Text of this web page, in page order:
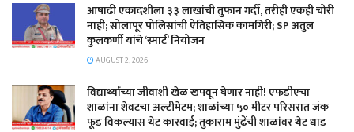
आषाढी एकादशीला ३३ लाखांची तुफान गर्दी, तरीही एकही चोरी
नाही; सोलापूर पोलिसांची ऐतिहासिक कामगिरी; SP अतुल
कुलकर्णी यांचे ‘स्मार्ट’ नियोजन
AUGUST 2, 2026
विद्यार्थ्यांच्या जीवाशी खेळ खपवून घेणार नाही! एफडीएचा
शाळांना शेवटचा अल्टीमेटम; शाळांच्या ५० मीटर परिसरात जंक
फूड विकल्यास थेट कारवाई; तुकाराम मुंढेंची शाळांवर थेट धाड